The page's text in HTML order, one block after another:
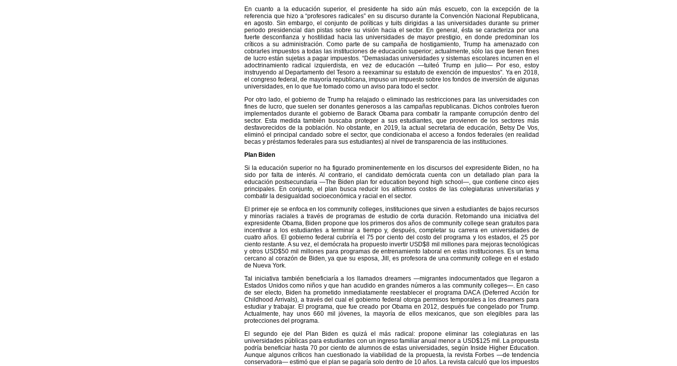
En cuanto a la educación superior, el presidente ha sido aún más escueto, con la excepción de la
referencia que hizo a “profesores radicales” en su discurso durante la Convención Nacional Republicana,
en agosto. Sin embargo, el conjunto de políticas y tuits dirigidas a las universidades durante su primer
periodo presidencial dan pistas sobre su visión hacia el sector. En general, ésta se caracteriza por una
fuerte desconfianza y hostilidad hacia las universidades de mayor prestigio, en donde predominan los
críticos a su administración. Como parte de su campaña de hostigamiento, Trump ha amenazado con
cobrarles impuestos a todas las instituciones de educación superior; actualmente, sólo las que tienen fines
de lucro están sujetas a pagar impuestos. “Demasiadas universidades y sistemas escolares incurren en el
adoctrinamiento radical izquierdista, en vez de educación —tuiteó Trump en julio— Por eso, estoy
instruyendo al Departamento del Tesoro a reexaminar su estatuto de exención de impuestos”. Ya en 2018,
el congreso federal, de mayoría republicana, impuso un impuesto sobre los fondos de inversión de algunas
universidades, en lo que fue tomado como un aviso para todo el sector.
Por otro lado, el gobierno de Trump ha relajado o eliminado las restricciones para las universidades con
fines de lucro, que suelen ser donantes generosos a las campañas republicanas. Dichos controles fueron
implementados durante el gobierno de Barack Obama para combatir la rampante corrupción dentro del
sector. Esta medida también buscaba proteger a sus estudiantes, que provienen de los sectores más
desfavorecidos de la población. No obstante, en 2019, la actual secretaria de educación, Betsy De Vos,
eliminó el principal candado sobre el sector, que condicionaba el acceso a fondos federales (en realidad
becas y préstamos federales para sus estudiantes) al nivel de transparencia de las instituciones.
Plan Biden
Si la educación superior no ha figurado prominentemente en los discursos del expresidente Biden, no ha
sido por falta de interés. Al contrario, el candidato demócrata cuenta con un detallado plan para la
educación postsecundaria —The Biden plan for education beyond high school—, que contiene cinco ejes
principales. En conjunto, el plan busca reducir los altísimos costos de las colegiaturas universitarias y
combatir la desigualdad socioeconómica y racial en el sector.
El primer eje se enfoca en los community colleges, instituciones que sirven a estudiantes de bajos recursos
y minorías raciales a través de programas de estudio de corta duración. Retomando una iniciativa del
expresidente Obama, Biden propone que los primeros dos años de community college sean gratuitos para
incentivar a los estudiantes a terminar a tiempo y, después, completar su carrera en universidades de
cuatro años. El gobierno federal cubriría el 75 por ciento del costo del programa y los estados, el 25 por
ciento restante. A su vez, el demócrata ha propuesto invertir USD$8 mil millones para mejoras tecnológicas
y otros USD$50 mil millones para programas de entrenamiento laboral en estas instituciones. Es un tema
cercano al corazón de Biden, ya que su esposa, Jill, es profesora de una community college en el estado
de Nueva York.
Tal iniciativa también beneficiaría a los llamados dreamers —migrantes indocumentados que llegaron a
Estados Unidos como niños y que han acudido en grandes números a las community colleges—. En caso
de ser electo, Biden ha prometido inmediatamente reestablecer el programa DACA (Deferred Acción for
Childhood Arrivals), a través del cual el gobierno federal otorga permisos temporales a los dreamers para
estudiar y trabajar. El programa, que fue creado por Obama en 2012, después fue congelado por Trump.
Actualmente, hay unos 660 mil jóvenes, la mayoría de ellos mexicanos, que son elegibles para las
protecciones del programa.
El segundo eje del Plan Biden es quizá el más radical: propone eliminar las colegiaturas en las
universidades públicas para estudiantes con un ingreso familiar anual menor a USD$125 mil. La propuesta
podría beneficiar hasta 70 por ciento de alumnos de estas universidades, según Inside Higher Education.
Aunque algunos críticos han cuestionado la viabilidad de la propuesta, la revista Forbes —de tendencia
conservadora— estimó que el plan se pagaría solo dentro de 10 años. La revista calculó que los impuestos